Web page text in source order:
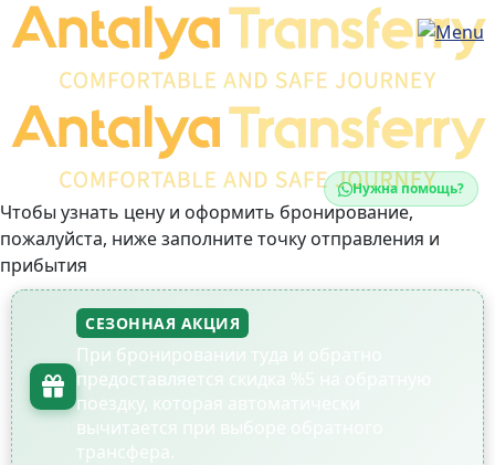
Нужна помощь?
Чтобы узнать цену и оформить бронирование,
пожалуйста, ниже заполните точку отправления и
прибытия
СЕЗОННАЯ АКЦИЯ
При бронировании туда и обратно
предоставляется скидка %5 на обратную
поездку, которая автоматически
вычитается при выборе обратного
трансфера.